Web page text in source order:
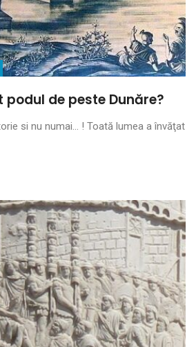
de peste Dunăre?
si nu numai… ! Toată lumea a învăţat